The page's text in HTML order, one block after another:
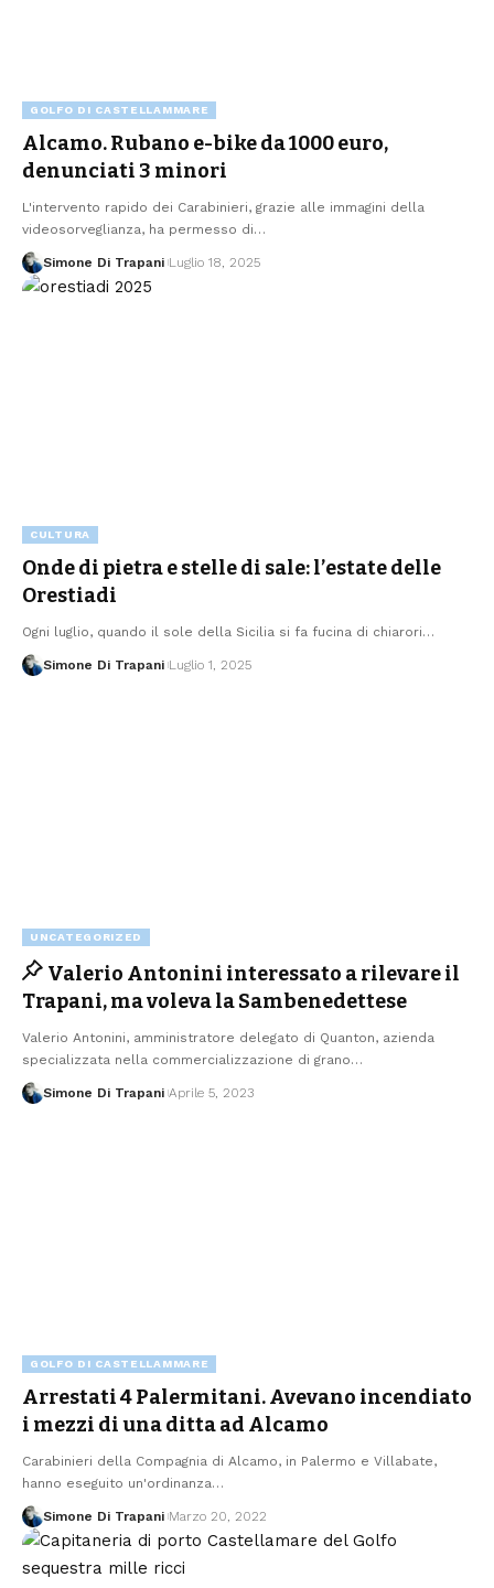
GOLFO DI CASTELLAMMARE
Alcamo. Rubano e-bike da 1000 euro,
denunciati 3 minori
L'intervento rapido dei Carabinieri, grazie alle immagini della
videosorveglianza, ha permesso di…
Simone Di Trapani Luglio 18, 2025
CULTURA
Onde di pietra e stelle di sale: l’estate delle
Orestiadi
Ogni luglio, quando il sole della Sicilia si fa fucina di chiarori…
Simone Di Trapani Luglio 1, 2025
UNCATEGORIZED
Valerio Antonini interessato a rilevare il
Trapani, ma voleva la Sambenedettese
Valerio Antonini, amministratore delegato di Quanton, azienda
specializzata nella commercializzazione di grano…
Simone Di Trapani Aprile 5, 2023
GOLFO DI CASTELLAMMARE
Arrestati 4 Palermitani. Avevano incendiato
i mezzi di una ditta ad Alcamo
Carabinieri della Compagnia di Alcamo, in Palermo e Villabate,
hanno eseguito un'ordinanza…
Simone Di Trapani Marzo 20, 2022